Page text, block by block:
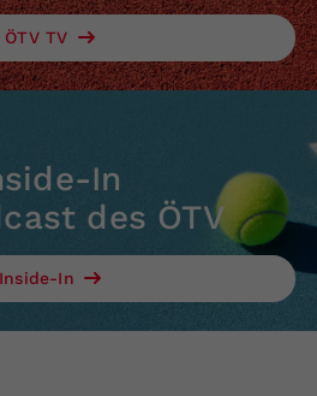
ÖTV TV
In
des ÖTV
Inside-In